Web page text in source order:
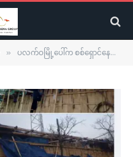
» ပလက်ဝမြို့ပေါ်က စစ်ရှောင်နေအိမ်များ ပြုပြင်ရန် အိမ်ဆောက်ပစ္စည်းတချို့ ရောက်ရှိဟုဆို